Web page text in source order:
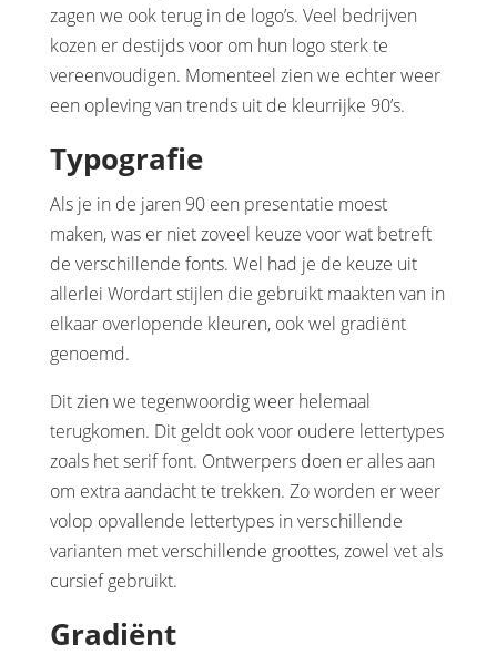
zagen we ook terug in de logo’s. Veel bedrijven
kozen er destijds voor om hun logo sterk te
vereenvoudigen. Momenteel zien we echter weer
een opleving van trends uit de kleurrijke 90’s.
Typografie
Als je in de jaren 90 een presentatie moest
maken, was er niet zoveel keuze voor wat betreft
de verschillende fonts. Wel had je de keuze uit
allerlei Wordart stijlen die gebruikt maakten van in
elkaar overlopende kleuren, ook wel gradiënt
genoemd.
Dit zien we tegenwoordig weer helemaal
terugkomen. Dit geldt ook voor oudere lettertypes
zoals het serif font. Ontwerpers doen er alles aan
om extra aandacht te trekken. Zo worden er weer
volop opvallende lettertypes in verschillende
varianten met verschillende groottes, zowel vet als
cursief gebruikt.
Gradiënt